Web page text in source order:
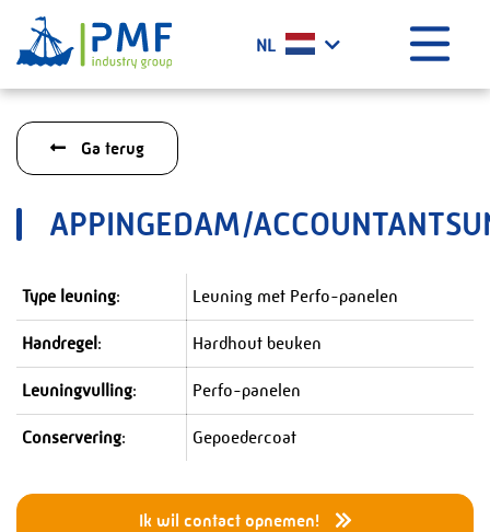
Menu
Wat doen wij?
Certificaten
Projecten
Het laatste nieuws
Contact
PMF Industry Group Code of Conduct
Diensten
NL
Ga terug
APPINGEDAM/
Type leuning: Leuning met Perfo-panelen
Handregel: Hardhout beuken
Leuningvulling: Perfo-panelen
Conservering: Gepoedercoat
Ik wil contact opnemen!